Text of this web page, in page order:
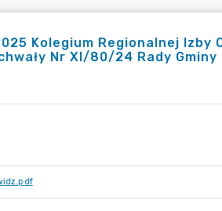
Kolegium Regionalnej
Nr XI/80/24 Rady Gminy